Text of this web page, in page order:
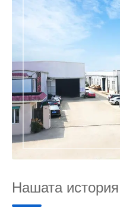
Нашата история